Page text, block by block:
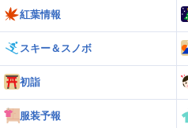
紅葉情報
スキー＆スノボ
初詣
服装予報